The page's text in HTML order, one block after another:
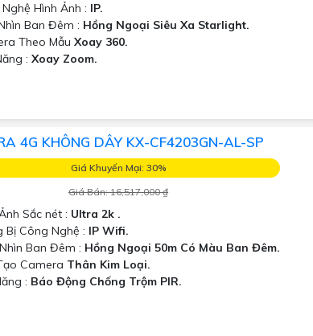
Hình Ảnh : IP.
Ban Đêm : Hồng Ngoại Siêu Xa Starlight.
Theo Mẫu Xoay 360.
: Xoay Zoom.
4G KHÔNG DÂY KX-CF4203GN-AL-SP
Giá Khuyến Mại: 30%
Giá Bán: 16,517,000 ₫
Sắc nét : Ultra 2k .
Bị Công Nghệ : IP Wifi.
Ban Đêm : Hồng Ngoại 50m Có Màu Ban Đêm.
Camera Thân Kim Loại.
: Báo Động Chống Trộm PIR.